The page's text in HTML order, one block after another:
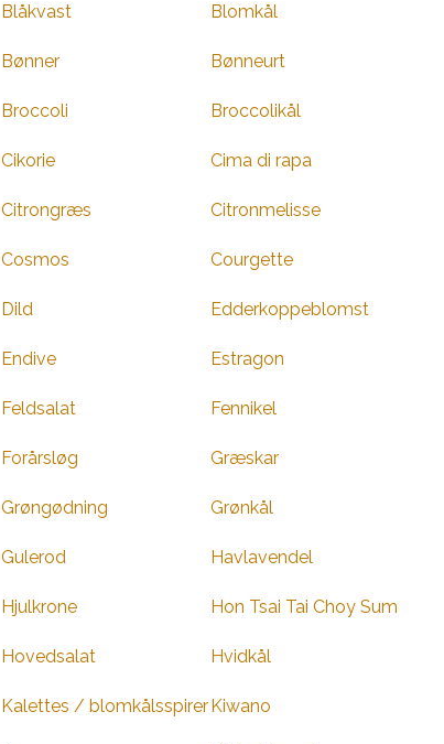
Blåkvast Blomkål
Bønner Bønneurt
Broccoli Broccolikål
Cikorie Cima di rapa
Citrongræs Citronmelisse
Cosmos Courgette
Dild Edderkoppeblomst
Endive Estragon
Feldsalat Fennikel
Forårsløg Græskar
Grøngødning Grønkål
Gulerod Havlavendel
Hjulkrone Hon Tsai Tai Choy Sum
Hovedsalat Hvidkål
Kalettes / blomkålsspirer Kiwano